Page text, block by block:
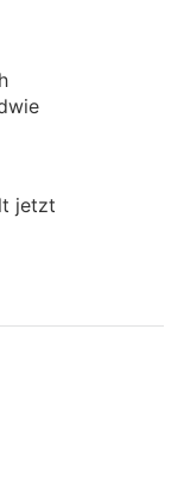
jetzt